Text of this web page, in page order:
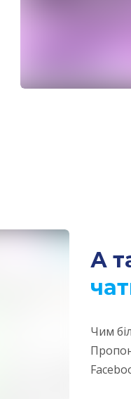
А
Чим